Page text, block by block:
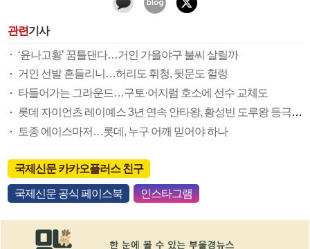
관련기사
‘윤나고황’ 꿈틀댄다…거인 가을야구 불씨 살릴까
거인 선발 흔들리니…허리도 휘청, 뒷문도 헐렁
타들어가는 그라운드…구토·어지럼 호소에 선수 교체도
롯데 자이언츠 레이예스 3년 연속 안타왕, 황성빈 도루왕 등극할까
토종 에이스마저…롯데, 누구 어깨 믿어야 하나
국제신문 카카오플러스 친구
국제신문 공식 페이스북 인스타그램